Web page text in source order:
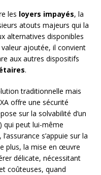
les loyers impayés, la
atouts majeurs qui la
alternatives disponibles
ajoutée, il convient
aux autres dispositifs
.
traditionnelle mais
offre une sécurité
sur la solvabilité d’un
qui peut lui-même
s’appuie sur la
plus, la mise en œuvre
délicate, nécessitant
coûteuses, quand